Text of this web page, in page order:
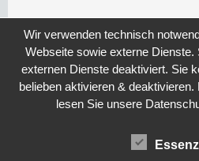
Wir verwenden technisch
Webseite sowie externe
externen Dienste deaktiviert. Sie
belieben aktivieren &
lesen Sie unsere